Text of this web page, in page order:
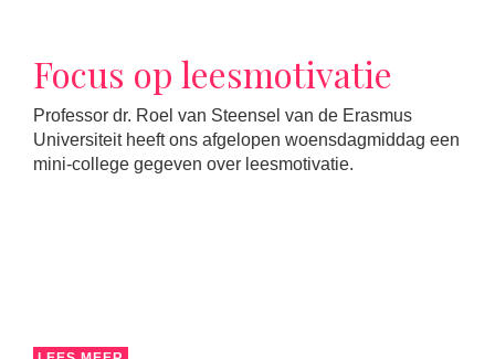
Focus op leesmotivatie
Professor dr. Roel van Steensel van de Erasmus
Universiteit heeft ons afgelopen woensdagmiddag een
mini-college gegeven over leesmotivatie.